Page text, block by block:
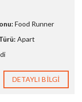
Food Runner
Apart
DETAYLI BILGI